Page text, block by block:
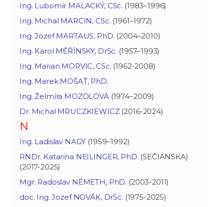
Ing. Lubomír MALACKÝ, CSc. (1983–1996)
Ing. Michal MARCIN, CSc. (1961–1972)
Ing. Jozef MARTAUS, PhD. (2004–2010)
Ing. Karol MĚŘÍNSKY, DrSc. (1957–1993)
Ing. Marian MORVIC, CSc. (1962-2008)
Ing. Marek MOŠAŤ, PhD.
Ing. Želmíra MOZOLOVÁ(1974–2009)
Dr. Michal MRUCZKIEWICZ(2016-2024)
N
Ing. Ladislav NAGY (1959–1992)
RNDr. Katarína NEILINGER, PhD. (SEČIANSKA)
(2017-2025)
Mgr. Radoslav NÉMETH, PhD. (2003-2011)
doc. Ing. Jozef NOVÁK, DrSc. (1975-2025)